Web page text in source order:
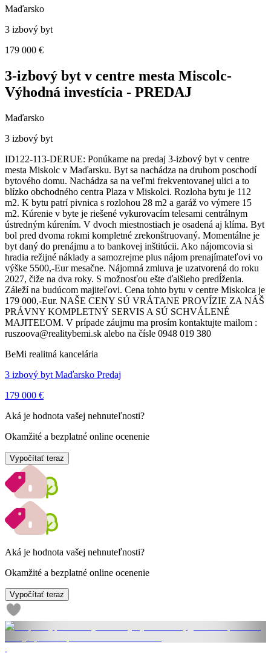
Maďarsko
3 izbový byt
179 000 €
3-izbový byt v centre mesta Miscolc-
Výhodná investícia - PREDAJ
Maďarsko
3 izbový byt
ID122-113-DERUE: Ponúkame na predaj 3-izbový byt v centre
mesta Miskolc v Maďarsku. Byt sa nachádza na druhom poschodí
bytového domu. Nachádza sa na veľmi frekventovanej ulici a to
blízko obchodného centra Plaza v Miskolci. Rozloha bytu je 112
m2. K bytu patrí pivnica s rozlohou 28 m2 a garáž vo výmere 15
m2. Kúrenie v byte je riešené vykurovacím telesami centrálnym
ústredným kúrením. V dvoch miestnostiach je osadená aj klíma. Byt
bol pred dvoma rokmi kompletné zrekonštruovaný. Momentálne je
byt daný do prenájmu a to bankovej inštitúcii. Ako nájomcovia si
hradia režijné náklady a samozrejme plus nájom prenajímateľovi vo
výške 5500,-Eur mesačne. Nájomná zmluva je uzatvorená do roku
2027, čiže na dva roky. S možnosťou ešte ďalšieho predĺženia.
Záleží na budúcom majiteľovi. Cena tohto bytu v centre Miskolca je
179 000,-Eur. NAŠE CENY SÚ VRÁTANE PROVÍZIE ZA NÁŠ
PRÁVNY KOMPLETNÝ SERVIS A SÚ SCHVÁLENÉ
MAJITEĽOM. V prípade záujmu ma prosím kontaktujte mailom :
ruszoova@realitybemi.sk alebo na čísle 0948 019 380
BeMi realitná kancelária
3 izbový byt Maďarsko Predaj
179 000 €
Aká je hodnota vašej nehnuteľnosti?
Okamžité a bezplatné online ocenenie
Vypočítať teraz
Aká je hodnota vašej nehnuteľnosti?
Okamžité a bezplatné online ocenenie
Vypočítať teraz